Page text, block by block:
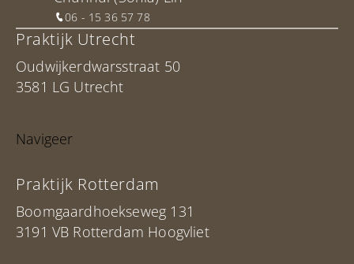
06 - 15 36 57 78
Praktijk Utrecht
Oudwijkerdwarsstraat 50
3581 LG Utrecht
Navigeer
Praktijk Rotterdam
Boomgaardhoekseweg 131
3191 VB Rotterdam Hoogvliet